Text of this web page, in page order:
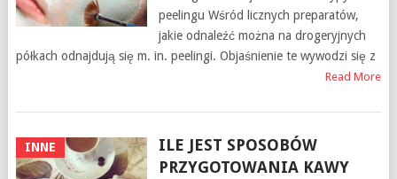
peelingu Wśród licznych preparatów,
jakie odnaleźć można na drogeryjnych
półkach odnajdują się m. in. peelingi. Objaśnienie te wywodzi się z
Read More
INNE
ILE JEST SPOSOBÓW
PRZYGOTOWANIA KAWY